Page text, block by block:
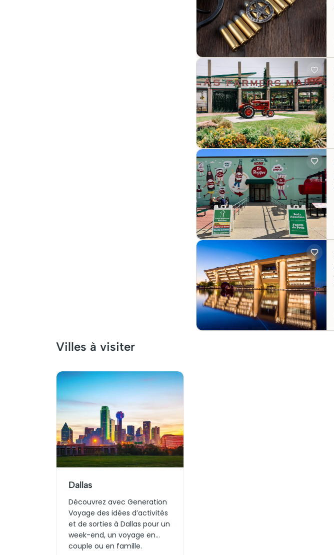
Villes à visiter
Dallas
Découvrez avec Generation
Voyage des idées d’activités
et de sorties à Dallas pour un
week-end, un voyage en
couple ou en famille.